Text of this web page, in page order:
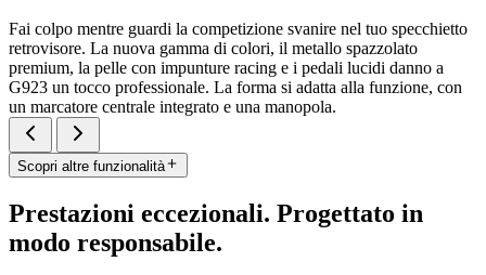
Fai colpo mentre guardi la competizione svanire nel tuo specchietto
retrovisore. La nuova gamma di colori, il metallo spazzolato
premium, la pelle con impunture racing e i pedali lucidi danno a
G923 un tocco professionale. La forma si adatta alla funzione, con
un marcatore centrale integrato e una manopola.
Scopri altre funzionalità
Prestazioni eccezionali. Progettato in
modo responsabile.